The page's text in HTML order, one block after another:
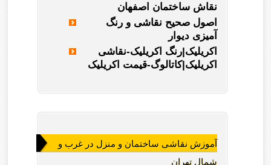
نقاش ساختمان اصفهان
اصول صحیح نقاشی و رنگ
آمیزی دیوار
اکریلیک|رنگ اکریلیک-نقاشی
اکریلیک|کاتالوگ-قیمت اکریلیک
آموزش نقاشی ساختمان و منزل در غرب و
شمال تهران